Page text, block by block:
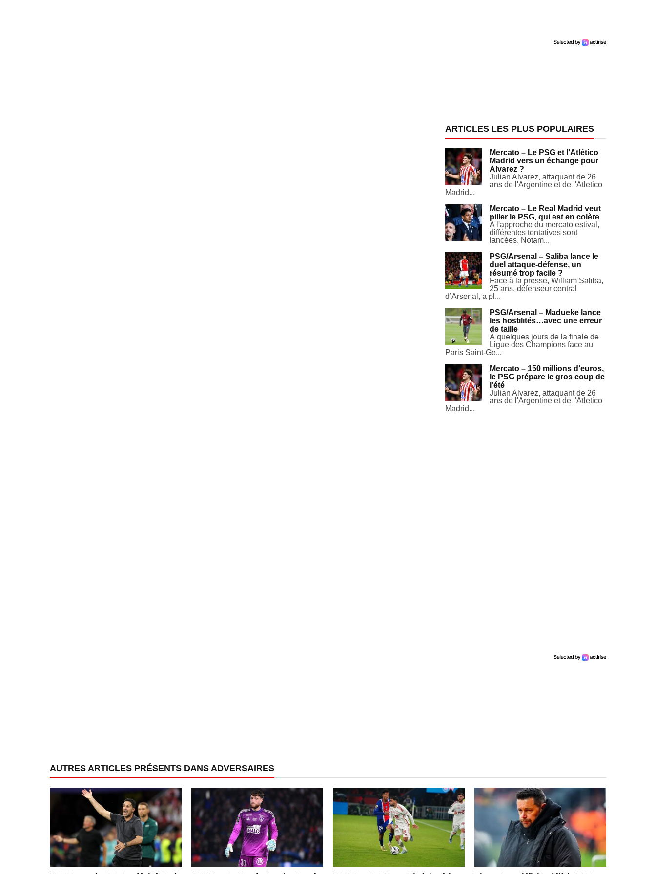
ARTICLES LES PLUS POPULAIRES
Mercato – Le PSG et l’Atlético
Madrid vers un échange pour
Alvarez ?
Julian Alvarez, attaquant de 26
ans de l'Argentine et de l'Atletico
Madrid...
Mercato – Le Real Madrid veut
piller le PSG, qui est en colère
A l'approche du mercato estival,
différentes tentatives sont
lancées. Notam...
PSG/Arsenal – Saliba lance le
duel attaque-défense, un
résumé trop facile ?
Face à la presse, William Saliba,
25 ans, défenseur central
d’Arsenal, a pl...
PSG/Arsenal – Madueke lance
les hostilités…avec une erreur
de taille
À quelques jours de la finale de
Ligue des Champions face au
Paris Saint-Ge...
Mercato – 150 millions d’euros,
le PSG prépare le gros coup de
l’été
Julian Alvarez, attaquant de 26
ans de l'Argentine et de l'Atletico
Madrid...
AUTRES ARTICLES PRÉSENTS DANS ADVERSAIRES